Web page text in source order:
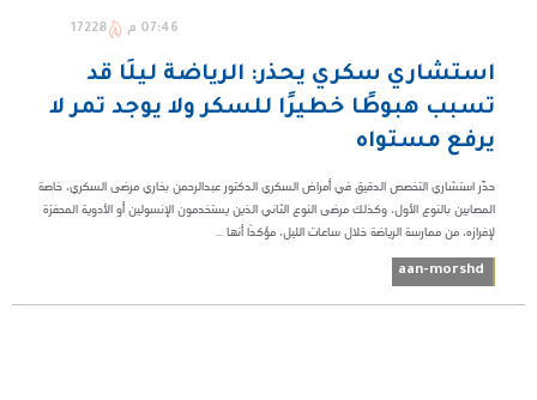
07:46 م 17228
استشاري سكري يحذر: الرياضة ليلًا قد
تسبب هبوطًا خطيرًا للسكر ولا يوجد تمر لا
يرفع مستواه
حذّر استشاري التخصص الدقيق في أمراض السكري الدكتور عبدالرحمن بخاري مرضى السكري، خاصة
المصابين بالنوع الأول، وكذلك مرضى النوع الثاني الذين يستخدمون الإنسولين أو الأدوية المحفزة
لإفرازه، من ممارسة الرياضة خلال ساعات الليل، مؤكدًا أنها ...
aan-morshd